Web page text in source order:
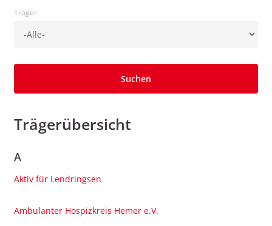
Träger
Trägerübersicht
A
Aktiv für Lendringsen
Ambulanter Hospizkreis Hemer e.V.